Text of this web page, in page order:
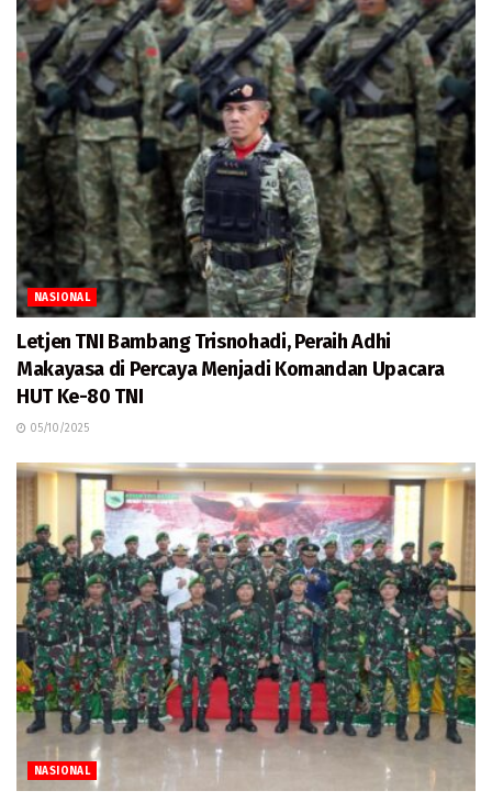
NASIONAL
Letjen TNI Bambang Trisnohadi, Peraih Adhi
Makayasa di Percaya Menjadi Komandan Upacara
HUT Ke-80 TNI
05/10/2025
NASIONAL